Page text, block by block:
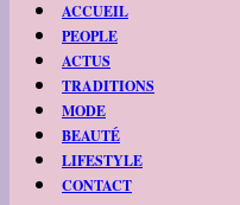
ACCUEIL
PEOPLE
ACTUS
TRADITIONS
MODE
BEAUTÉ
LIFESTYLE
CONTACT